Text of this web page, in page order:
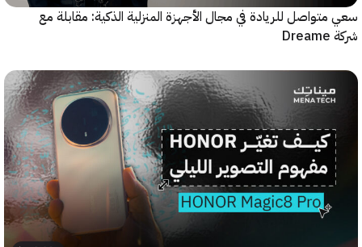
للريادة في مجال الأجهزة المنزلية الذكية: مقابلة مع